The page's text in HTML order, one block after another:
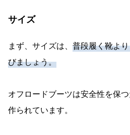
サイズ
まず、サイズは、 普段履く靴よ
びましょう。
オフロードブーツは安全性を保
作られています。